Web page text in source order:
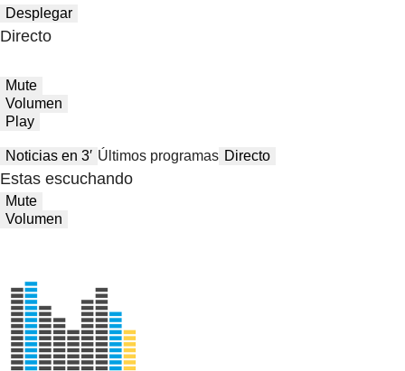
Desplegar
Directo
Mute
Volumen
Play
Noticias en 3′ Últimos programas Directo
Estas escuchando
Mute
Volumen